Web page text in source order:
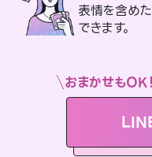
表情を含め
できます。
おまかせもOK